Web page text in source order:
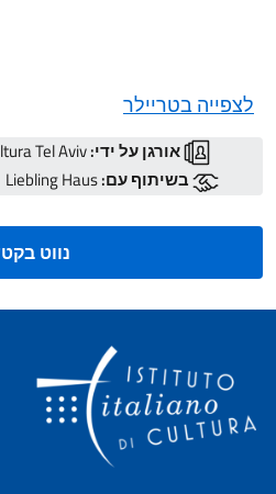
לצפייה בטריילר
אורגן על ידי:
בשיתוף עם:
נווט